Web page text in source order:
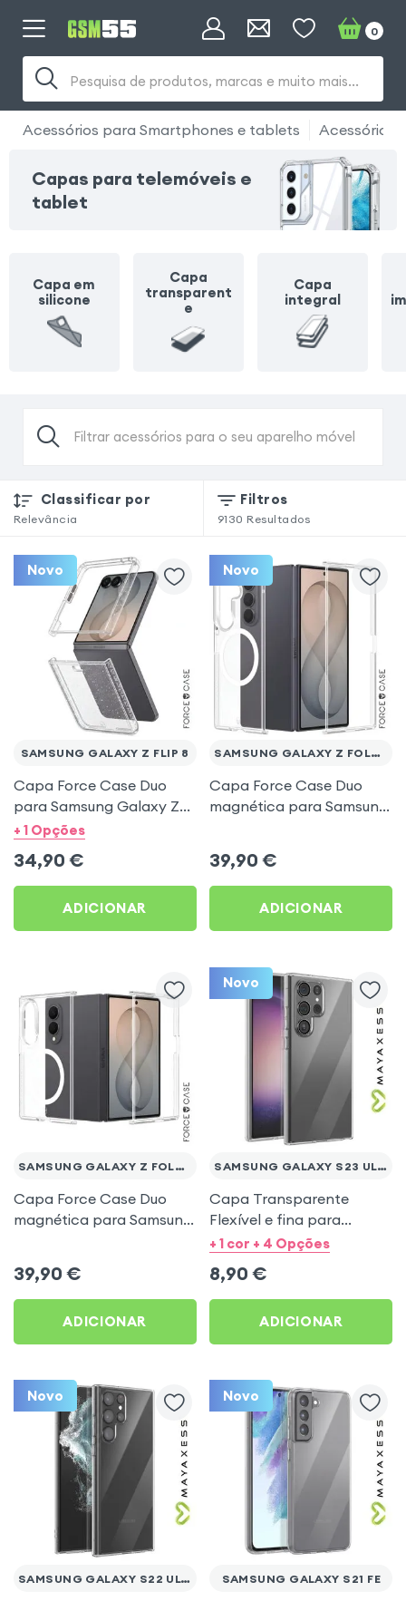
Pesquisa de produtos, marcas e muito mais...
0
Acessórios para Smartphones e tablets Acessórios
Capas para telemóveis e
tablet
Capa em
silicone
Capa
transparent
e
Capa
integral
Filtrar acessórios para o seu aparelho móvel
Classificar por
Relevância
Filtros
9130 Resultados
Novo
SAMSUNG GALAXY Z FLIP 8
Capa Force Case Duo
para Samsung Galaxy Z
Flip 8 - Transparente com
+ 1 Opções
34,90 €
ADICIONAR
Novo
SAMSUNG GALAXY Z FOLD 8 ULTRA
Capa Force Case Duo
magnética para Samsung
39,90 €
ADICIONAR
SAMSUNG GALAXY Z FOLD 8
Capa Force Case Duo
magnética para Samsung
39,90 €
ADICIONAR
Novo
SAMSUNG GALAXY S23 ULTRA
Capa Transparente
Flexível e fina para
Samsung Galaxy S23
+ 1 cor + 4 Opções
8,90 €
ADICIONAR
Novo
SAMSUNG GALAXY S22 ULTRA
Novo
SAMSUNG GALAXY S21 FE